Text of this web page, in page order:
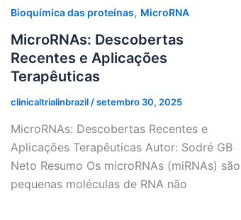
Bioquímica das proteínas, MicroRNA
MicroRNAs: Descobertas
Recentes e Aplicações
Terapêuticas
clinicaltrialinbrazil /setembro 30, 2025
MicroRNAs: Descobertas Recentes e
Aplicações Terapêuticas Autor: Sodré GB
Neto Resumo Os microRNAs (miRNAs) são
pequenas moléculas de RNA não